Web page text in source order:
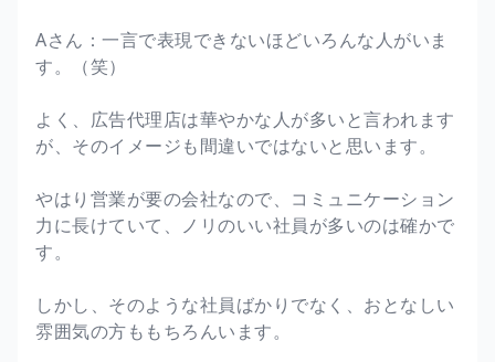
Aさん：一言で表現できないほどいろんな人がいま
す。（笑）
よく、広告代理店は華やかな人が多いと言われます
が、そのイメージも間違いではないと思います。
やはり営業が要の会社なので、コミュニケーション
力に長けていて、ノリのいい社員が多いのは確かで
す。
しかし、そのような社員ばかりでなく、おとなしい
雰囲気の方ももちろんいます。